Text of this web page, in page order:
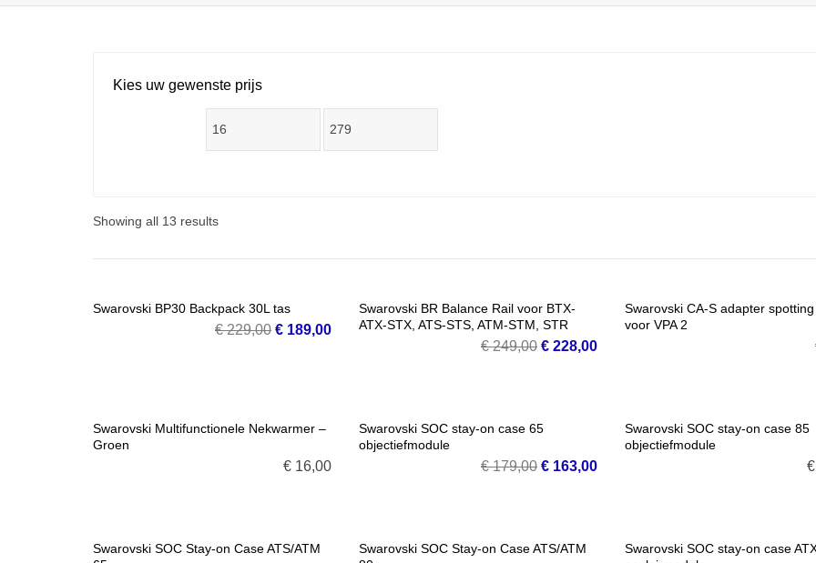
Kies uw gewenste prijs
Showing all 13 results
SALE!
VOEG TOE AAN WINKELMANDJE
Swarovski BP30 Backpack 30L tas
€229,00 Oorspronkelijke
€ 189,00Huidige
SALE!
Swarovski BR Balance Rail voor BTX-
ATX-STX, ATS-STS, ATM-STM, STR
€249,00 Oorspronkelijke
€ 228,00Huidige
Swarovski CA-S adapter
voor VPA 2
Swarovski Multifunctionele Nekwarmer –
Groen
€ 16,00
Swarovski SOC stay-on case 65
objectiefmodule
€179,00 Oorspronkelijke
€ 163,00Huidige
Swarovski SOC stay-on case 85
objectiefmodule
€
Swarovski SOC Stay-on Case ATS/ATM
Swarovski SOC Stay-on Case ATS/ATM
Swarovski SOC stay-on case